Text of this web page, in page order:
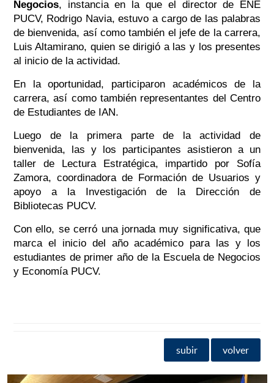
Negocios, instancia en la que el director de ENE
PUCV, Rodrigo Navia, estuvo a cargo de las palabras
de bienvenida, así como también el jefe de la carrera,
Luis Altamirano, quien se dirigió a las y los presentes
al inicio de la actividad.
En la oportunidad, participaron académicos de la
carrera, así como también representantes del Centro
de Estudiantes de IAN.
Luego de la primera parte de la actividad de
bienvenida, las y los participantes asistieron a un
taller de Lectura Estratégica, impartido por Sofía
Zamora, coordinadora de Formación de Usuarios y
apoyo a la Investigación de la Dirección de
Bibliotecas PUCV.
Con ello, se cerró una jornada muy significativa, que
marca el inicio del año académico para las y los
estudiantes de primer año de la Escuela de Negocios
y Economía PUCV.
subir volver